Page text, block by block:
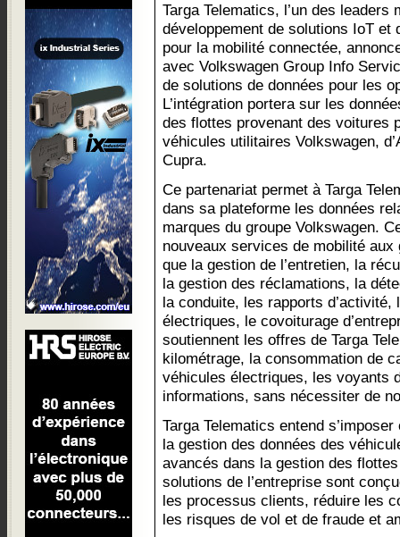
Targa Telematics, l’un des leaders
développement de solutions IoT et
pour la mobilité connectée,
avec Volkswagen Group Info
de solutions de données pour les
L’intégration portera sur les
des flottes provenant des voitures
véhicules utilitaires Volkswagen,
Cupra.
Ce partenariat permet à Targa
dans sa plateforme les données
marques du groupe Volkswagen.
nouveaux services de mobilité
que la gestion de l’entretien, la
la gestion des réclamations, la
la conduite, les rapports
électriques, le covoiturage
soutiennent les offres de Targa
kilométrage, la consommation de
véhicules électriques, les voyants
informations, sans nécessiter de
Targa Telematics entend
la gestion des données des
avancés dans la gestion des
solutions de l’entreprise sont
les processus clients, réduire les
les risques de vol et de fraude et